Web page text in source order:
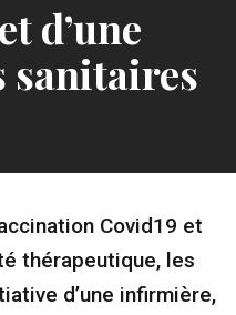
d’une
sanitaires
Covid19 et
thérapeutique, les
d’une infirmière,